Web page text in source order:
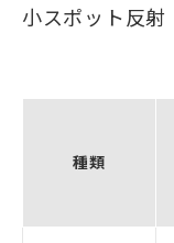
小スポット反射
種類